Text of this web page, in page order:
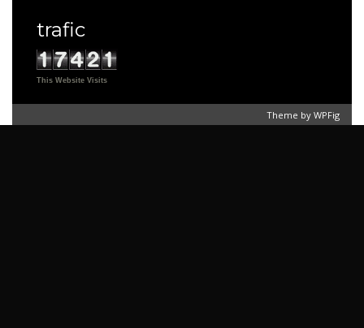
trafic
This Website Visits
Theme by WPFig